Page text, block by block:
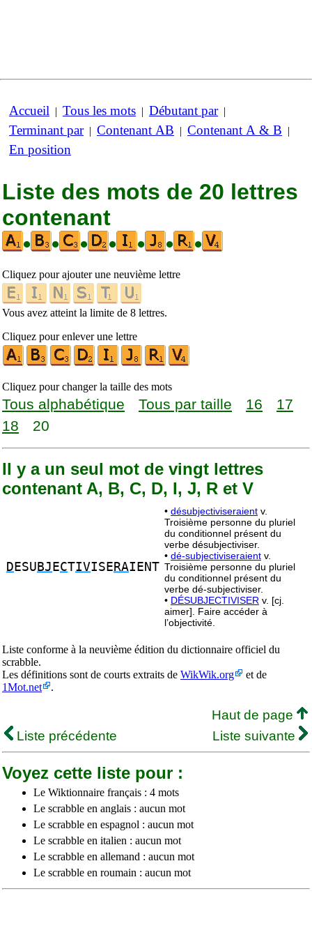
Accueil | Tous les mots | Débutant par|
Terminant par| Contenant AB | Contenant A & B |
En position
Liste des mots de 20 lettres
contenant
•
• • • • • •
Cliquez pour ajouter une neuvième lettre
Vous avez atteint la limite de 8 lettres.
Cliquez pour enlever une lettre
Cliquez pour changer la taille des mots
Tous alphabétique Tous par taille 16
17
18
20
Il y a un seul mot de vingt lettres
contenant A, B, C, D, I, J, R et V
D ESU BJ ECTIVISE RAIENT
• désubjectiviseraient v.
Troisième personne du pluriel
du conditionnel présent du
verbe désubjectiviser.
• dé-subjectiviseraient v.
Troisième personne du pluriel
du conditionnel présent du
verbe dé-subjectiviser.
• DÉSUBJECTIVISER v. [cj.
aimer]. Faire accéder à
l’objectivité.
Liste conforme à la neuvième édition du dictionnaire officiel du
scrabble.
Les définitions sont de courts extraits de WikWik.org
et de
1Mot.net
.
Haut de page
Liste précédente
Liste suivante
Voyez cette liste pour :
Le Wiktionnaire français : 4 mots
Le scrabble en anglais : aucun mot
Le scrabble en espagnol : aucun mot
Le scrabble en italien : aucun mot
Le scrabble en allemand : aucun mot
Le scrabble en roumain : aucun mot